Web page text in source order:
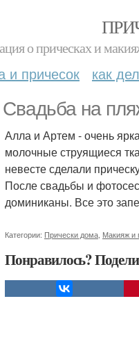
о прическах и
и причесок как
Свадьба на
Алла и Артем - очень
молочные струящиеся
невесте сделали
После свадьбы и
доминиканы. Все это
Категории: Прически дома Макияж и
Понравилось?